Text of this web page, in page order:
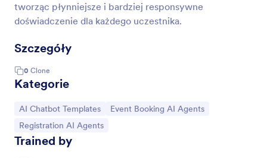
tworząc płynniejsze i bardziej responsywne
doświadczenie dla każdego uczestnika.
Szczegóły
0 Clone
Kategorie
Go to Category:
AI Chatbot Templates Go to Category:
Event Booking AI Agents
Go to Category:
Registration AI Agents
Trained by